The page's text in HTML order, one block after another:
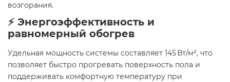
возгорания.
⚡ Энергоэффективность и
равномерный обогрев
Удельная мощность системы составляет 145 Вт/м², что
позволяет быстро прогревать поверхность пола и
поддерживать комфортную температуру при